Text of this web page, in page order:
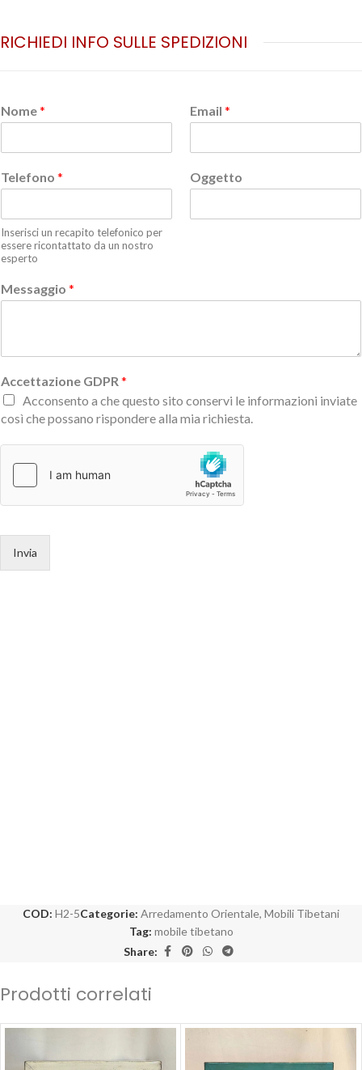
RICHIEDI INFO SULLE SPEDIZIONI
Nome* Email *
Telefono *
Inserisci un recapito telefonico per
essere ricontattato da un nostro
esperto
Oggetto
Messaggio *
Accettazione GDPR *
Acconsento a che questo sito conservi le informazioni inviate
così che possano rispondere alla mia richiesta.
Invia
COD: H2-5Categorie: Arredamento Orientale, Mobili Tibetani
Tag: mobile tibetano
Share:
Prodotti correlati